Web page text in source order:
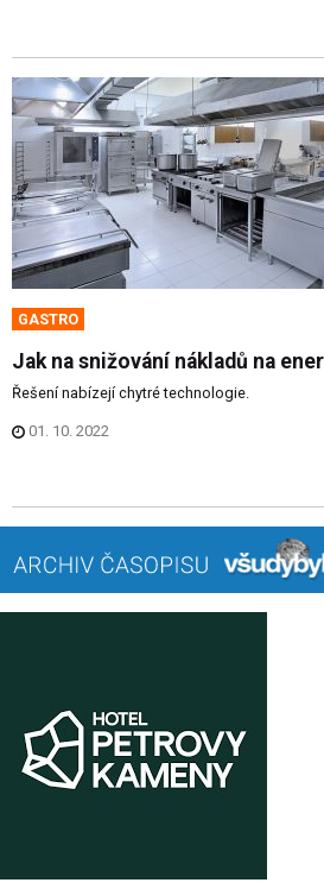
GASTRO
Jak na snižování nákladů na
Řešení nabízejí chytré technologie.
01. 10. 2022